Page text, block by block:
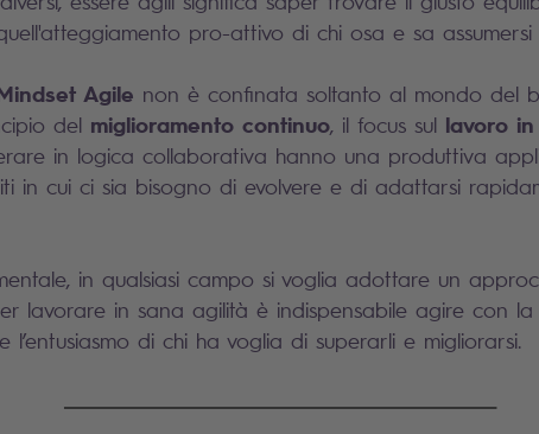
pro-attivo di chi osa e sa assumersi
Agile non è confinata soltanto al mondo del
del miglioramento continuo, il focus sul lavoro
in logica collaborativa hanno una produttiva
in cui ci sia bisogno di evolvere e di adattarsi
in qualsiasi campo si voglia adottare un
lavorare in sana agilità è indispensabile agire con la
l’entusiasmo di chi ha voglia di superarli e migliorarsi.